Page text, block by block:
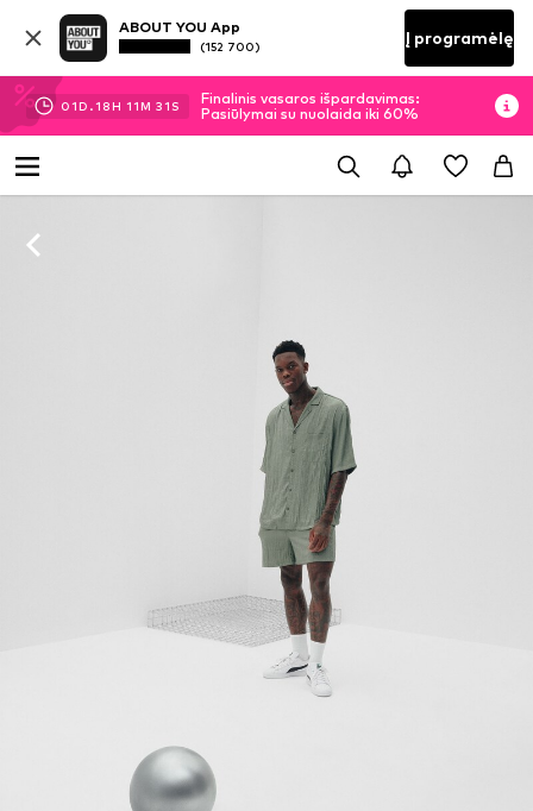
ABOUT YOU App
(152 700) Į programėlę
01D.18H 11M 30S
Finalinis vasaros išpardavimas:
Pasiūlymai su nuolaida iki 60%